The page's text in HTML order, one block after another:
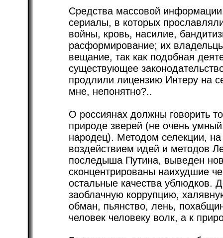
Средства массовой
сериалы, в которых
войны, кровь, насилие,
расформирование; их
вещание, так как подобная
существующее
продлили лицензию Интеру на
мне, непонятно?..
О россиянах должны говорить
природе зверей (не очень
народец). Методом селекции,
воздействием идей и методов
последыша Путина, выведен
сконцентрированы наихудшие
остальные качества ублюдков.
заоблачную коррупцию,
обман, пьянство, лень,
человек человеку волк, а к